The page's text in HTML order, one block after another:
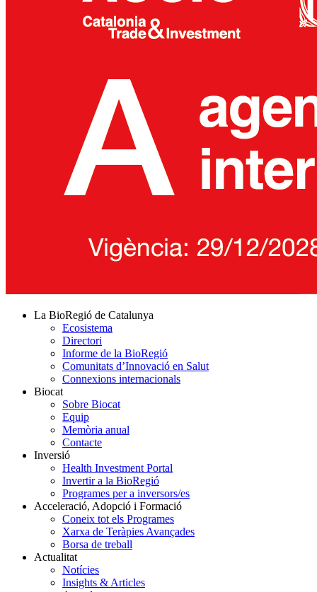
La BioRegió de Catalunya
Ecosistema
Directori
Informe de la BioRegió
Comunitats d’Innovació en Salut
Connexions internacionals
Biocat
Sobre Biocat
Equip
Memòria anual
Contacte
Inversió
Health Investment Portal
Invertir a la BioRegió
Programes per a inversors/es
Acceleració, Adopció i Formació
Coneix tot els Programes
Xarxa de Teràpies Avançades
Borsa de treball
Actualitat
Notícies
Insights & Articles